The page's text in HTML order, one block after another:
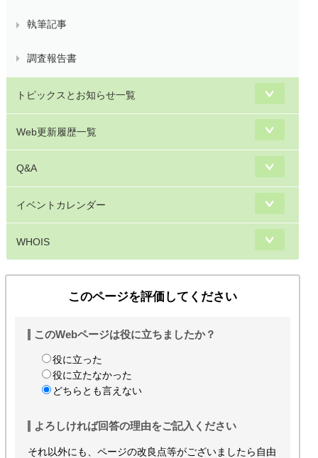
執筆記事
調査報告書
トピックスとお知らせ一覧
Web更新履歴一覧
Q&A
イベントカレンダー
WHOIS
このページを評価してください
このWebページは役に立ちましたか？
役に立った
役に立たなかった
どちらとも言えない
よろしければ回答の理由をご記入ください
それ以外にも、ページの改良点等がございましたら自由